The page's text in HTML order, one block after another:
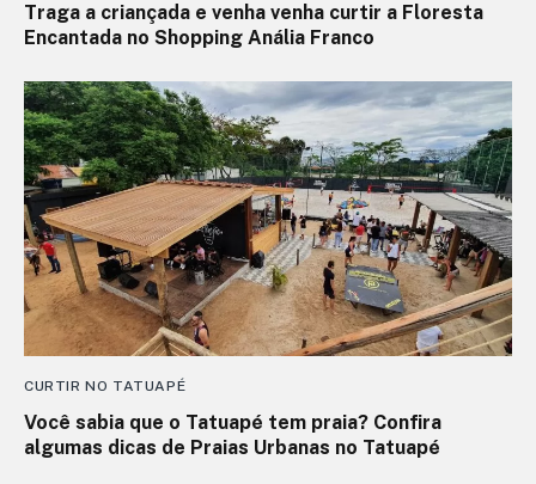
Traga a criançada e venha venha curtir a Floresta
Encantada no Shopping Anália Franco
CURTIR NO TATUAPÉ
Você sabia que o Tatuapé tem praia? Confira
algumas dicas de Praias Urbanas no Tatuapé